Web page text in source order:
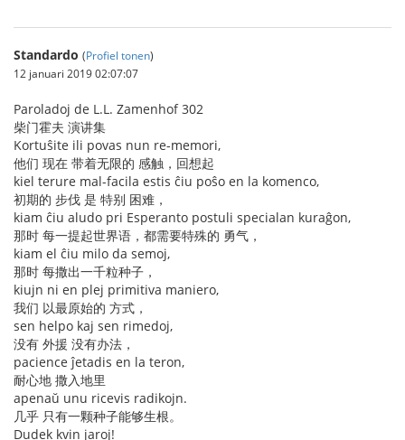
Standardo (Profiel tonen)
12 januari 2019 02:07:07
Paroladoj de L.L. Zamenhof 302
柴门霍夫 演讲集
Kortuŝite ili povas nun re-memori,
他们 现在 带着无限的 感触，回想起
kiel terure mal-facila estis ĉiu poŝo en la komenco,
初期的 步伐 是 特别 困难，
kiam ĉiu aludo pri Esperanto postuli specialan kuraĝon,
那时 每一提起世界语，都需要特殊的 勇气，
kiam el ĉiu milo da semoj,
那时 每撒出一千粒种子，
kiujn ni en plej primitiva maniero,
我们 以最原始的 方式，
sen helpo kaj sen rimedoj,
没有 外援 没有办法，
pacience ĵetadis en la teron,
耐心地 撒入地里
apenaŭ unu ricevis radikojn.
几乎 只有一颗种子能够生根。
Dudek kvin jaroj!